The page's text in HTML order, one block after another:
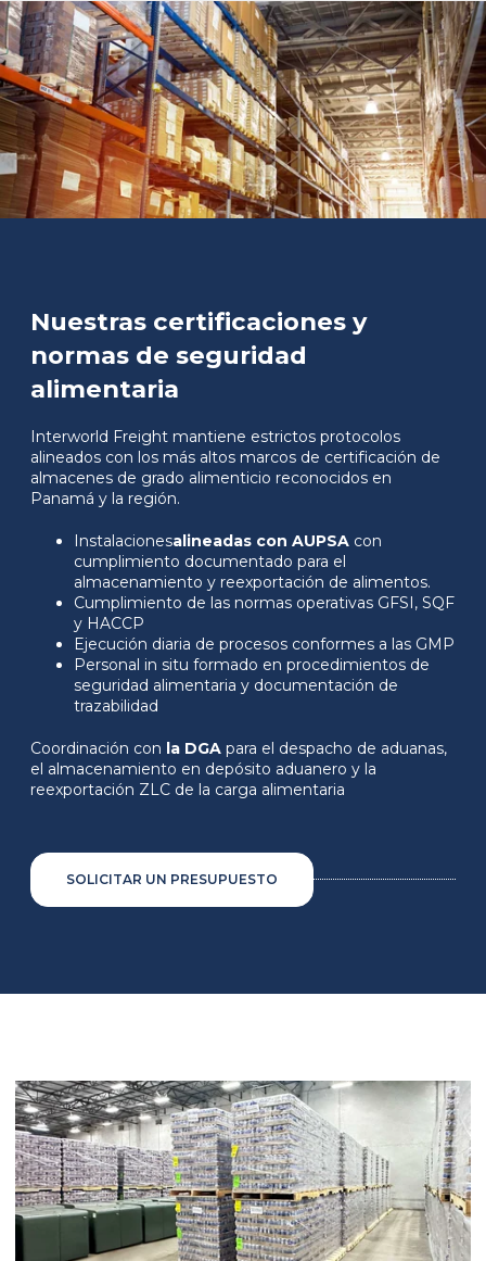
Nuestras certificaciones y
normas de seguridad
alimentaria
Interworld Freight mantiene estrictos protocolos
alineados con los más altos marcos de certificación de
almacenes de grado alimenticio reconocidos en
Panamá y la región.
Instalacionesalineadas con AUPSA con
cumplimiento documentado para el
almacenamiento y reexportación de alimentos.
Cumplimiento de las normas operativas GFSI, SQF
y HACCP
Ejecución diaria de procesos conformes a las GMP
Personal in situ formado en procedimientos de
seguridad alimentaria y documentación de
trazabilidad
Coordinación con la DGA para el despacho de aduanas,
el almacenamiento en depósito aduanero y la
reexportación ZLC de la carga alimentaria
SOLICITAR UN PRESUPUESTO